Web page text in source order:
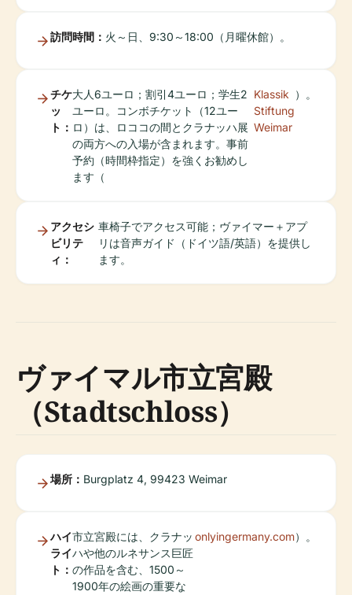
訪問時間： 火～日、9:30～18:00（月曜休館）。
チケ
ッ
ト：
大人6ユーロ；割引4ユーロ；学生2
ユーロ。コンボチケット（12ユー
ロ）は、ロココの間とクラナッハ展
の両方への入場が含まれます。事前
予約（時間枠指定）を強くお勧めし
ます（
Klassik
Stiftung
Weimar
）。
アクセシ
ビリテ
ィ：
車椅子でアクセス可能；ヴァイマー＋アプ
リは音声ガイド（ドイツ語/英語）を提供し
ます。
ヴァイマル市立宮殿
（Stadtschloss）
場所： Burgplatz 4, 99423 Weimar
ハイ
ライ
ト：
市立宮殿には、クラナッ
ハや他のルネサンス巨匠
の作品を含む、1500～
1900年の絵画の重要な
onlyingermany.com）。